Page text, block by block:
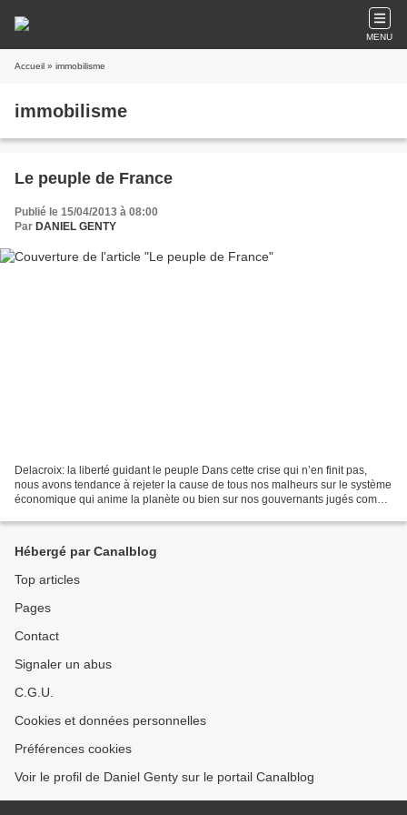
MENU
Accueil » immobilisme
immobilisme
Le peuple de France
Publié le 15/04/2013 à 08:00
Par DANIEL GENTY
Delacroix: la liberté guidant le peuple Dans cette crise qui n’en finit pas,
nous avons tendance à rejeter la cause de tous nos malheurs sur le système
économique qui anime la planète ou bien sur nos gouvernants jugés comme
Hébergé par Canalblog
Top articles
Pages
Contact
Signaler un abus
C.G.U.
Cookies et données personnelles
Préférences cookies
Voir le profil de Daniel Genty sur le portail Canalblog